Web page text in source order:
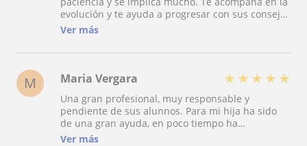
evolución y te ayuda a progresar con sus consejos
sobre el idioma, además de tener una amplia
Ver más
M Maria Vergara ★ ★ ★ ★ ★
Una gran profesional, muy responsable y
pendiente de sus alunnos. Para mi hija ha sido
de una gran ayuda, en poco tiempo ha
conseguido que sus notas suban bastante. Lo
Ver más